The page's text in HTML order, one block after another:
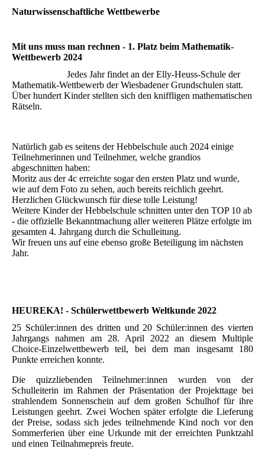
Naturwissenschaftliche Wettbewerbe
Mit uns muss man rechnen - 1. Platz beim Mathematik-
Wettbewerb 2024
Jedes Jahr findet an der Elly-Heuss-Schule der
Mathematik-Wettbewerb der Wiesbadener Grundschulen statt.
Über hundert Kinder stellten sich den kniffligen mathematischen
Rätseln.
Natürlich gab es seitens der Hebbelschule auch 2024 einige
Teilnehmerinnen und Teilnehmer, welche grandios
abgeschnitten haben:
Moritz aus der 4c erreichte sogar den ersten Platz und wurde,
wie auf dem Foto zu sehen, auch bereits reichlich geehrt.
Herzlichen Glückwunsch für diese tolle Leistung!
Weitere Kinder der Hebbelschule schnitten unter den TOP 10 ab
- die offizielle Bekanntmachung aller weiteren Plätze erfolgte im
gesamten 4. Jahrgang durch die Schulleitung.
Wir freuen uns auf eine ebenso große Beteiligung im nächsten
Jahr.
HEUREKA! - Schülerwettbewerb Weltkunde 2022
25 Schüler:innen des dritten und 20 Schüler:innen des vierten
Jahrgangs nahmen am 28. April 2022 an diesem Multiple
Choice-Einzelwettbewerb teil, bei dem man insgesamt 180
Punkte erreichen konnte.
Die quizzliebenden Teilnehmer:innen wurden von der
Schulleiterin im Rahmen der Präsentation der Projekttage bei
strahlendem Sonnenschein auf dem großen Schulhof für ihre
Leistungen geehrt. Zwei Wochen später erfolgte die Lieferung
der Preise, sodass sich jedes teilnehmende Kind noch vor den
Sommerferien über eine Urkunde mit der erreichten Punktzahl
und einen Teilnahmepreis freute.